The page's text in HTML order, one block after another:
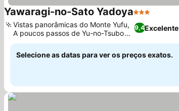
Yawaragi-no-Sato Yadoya3 Estrelas
9,4Excelente
Vistas panorâmicas do Monte Yufu,
A poucos passos de Yu-no-Tsubo
Kaido
Selecione as datas para ver os preços exatos.